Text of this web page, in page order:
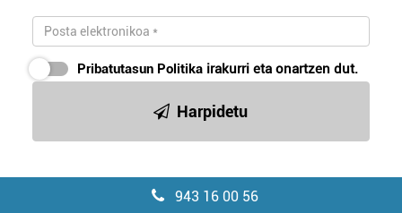
Pribatutasun Politika irakurri eta onartzen dut.
Harpidetu
943 16 00 56